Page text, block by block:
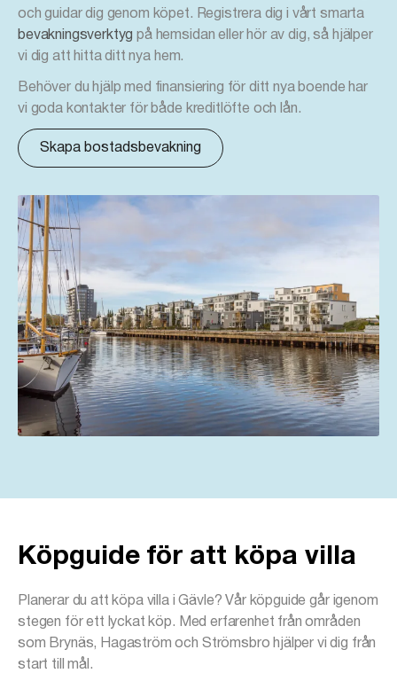
och guidar dig genom köpet. Registrera dig i vårt smarta
bevakningsverktyg på hemsidan eller hör av dig, så hjälper
vi dig att hitta ditt nya hem.
Behöver du hjälp med finansiering för ditt nya boende har
vi goda kontakter för både kreditlöfte och lån.
Skapa bostadsbevakning
Köpguide för att köpa villa
Planerar du att köpa villa i Gävle? Vår köpguide går igenom
stegen för ett lyckat köp. Med erfarenhet från områden
som Brynäs, Hagaström och Strömsbro hjälper vi dig från
start till mål.